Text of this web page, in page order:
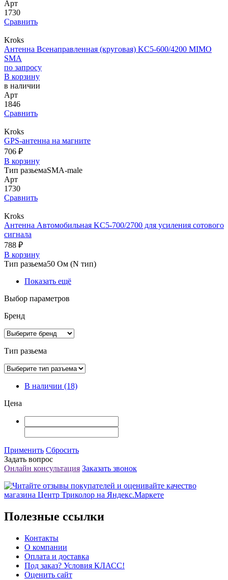
Арт
1730
Сравнить
Kroks
Антенна Всенаправленная (круговая) KC5-600/4200 MIMO
SMA
по запросу
В корзину
в наличии
Арт
1846
Сравнить
Kroks
GPS-антенна на магните
706 ₽
В корзину
Тип разьемаSMA-male
Арт
1730
Сравнить
Kroks
Антенна Автомобильная KC5-700/2700 для усиления сотового
сигнала
788 ₽
В корзину
Тип разьема50 Ом (N тип)
Показать ещё
Выбор параметров
Бренд
Тип разьема
В наличии (18)
Цена
Применить Сбросить
Задать вопрос
Онлайн консультация Заказать звонок
Полезные ссылки
Контакты
О компании
Оплата и доставка
Под заказ? Условия КЛАСС!
Оценить сайт